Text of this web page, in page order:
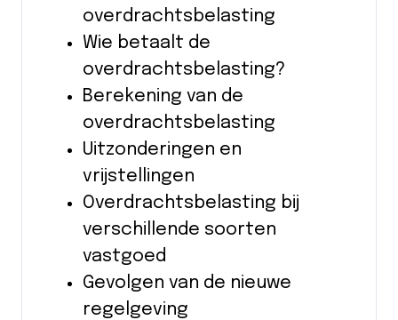
overdrachtsbelasting
Wie betaalt de
overdrachtsbelasting?
Berekening van de
overdrachtsbelasting
Uitzonderingen en
vrijstellingen
Overdrachtsbelasting bij
verschillende soorten
vastgoed
Gevolgen van de nieuwe
regelgeving